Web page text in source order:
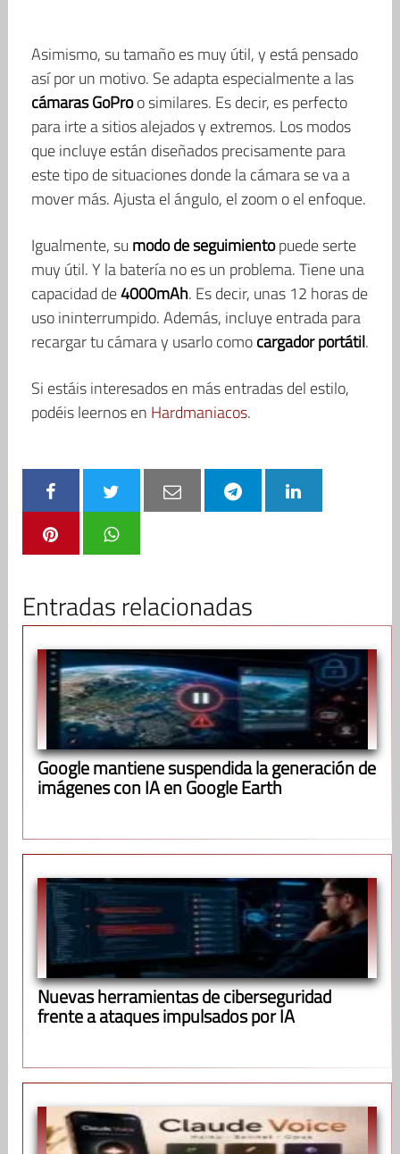
Asimismo, su tamaño es muy útil, y está pensado
así por un motivo. Se adapta especialmente a las
cámaras GoProo similares. Es decir, es perfecto
para irte a sitios alejados y extremos. Los modos
que incluye están diseñados precisamente para
este tipo de situaciones donde la cámara se va a
mover más. Ajusta el ángulo, el zoom o el enfoque.
Igualmente, su modo de seguimientopuede serte
muy útil. Y la batería no es un problema. Tiene una
capacidad de4000mAh. Es decir, unas 12 horas de
uso ininterrumpido. Además, incluye entrada para
recargar tu cámara y usarlo comocargador portátil.
Si estáis interesados en más entradas del estilo,
podéis leernos en Hardmaniacos.
Entradas relacionadas
Google mantiene suspendida la generación de
imágenes con IA en Google Earth
Nuevas herramientas de ciberseguridad
frente a ataques impulsados por IA